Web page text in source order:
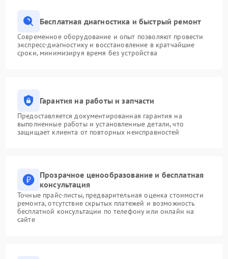
Бесплатная диагностика и быстрый ремонт
Современное оборудование и опыт позволяют провести
экспресс-диагностику и восстановление в кратчайшие
сроки, минимизируя время без устройства
Гарантия на работы и запчасти
Предоставляется документированная гарантия на
выполненные работы и установленные детали, что
защищает клиента от повторных неисправностей
Прозрачное ценообразование и бесплатная
консультация
Точные прайс-листы, предварительная оценка стоимости
ремонта, отсутствие скрытых платежей и возможность
бесплатной консультации по телефону или онлайн на
сайте